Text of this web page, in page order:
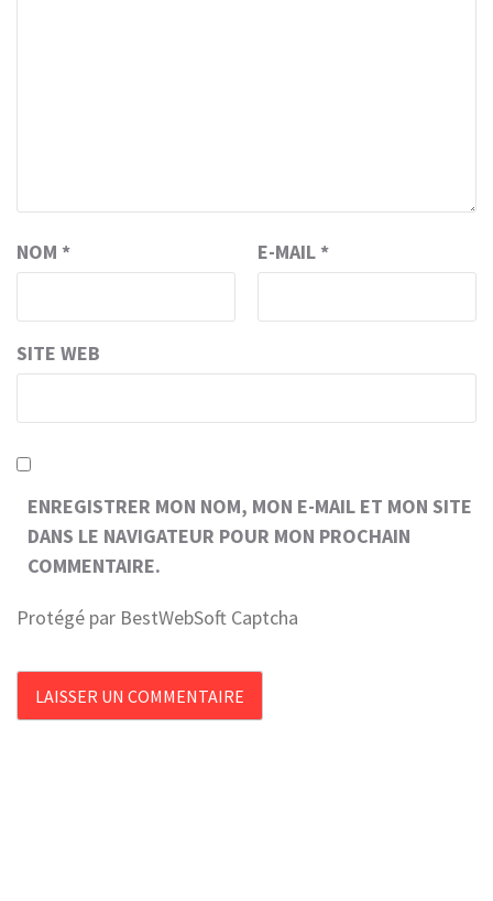
NOM * E-MAIL *
SITE WEB
ENREGISTRER MON NOM, MON E-MAIL ET MON SITE
DANS LE NAVIGATEUR POUR MON PROCHAIN
COMMENTAIRE.
Protégé par BestWebSoft Captcha